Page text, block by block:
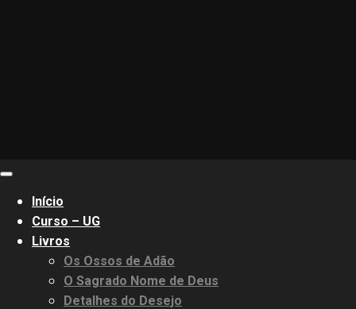
Primary
MenuInício
Curso – UG
Livros
Os Ossos de Adão
O Sagrado Nome de Deus
Detalhes do Desejo